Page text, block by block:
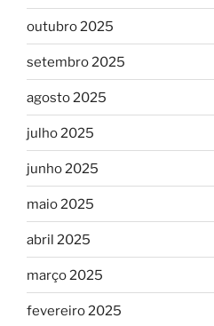
outubro 2025
setembro 2025
agosto 2025
julho 2025
junho 2025
maio 2025
abril 2025
março 2025
fevereiro 2025